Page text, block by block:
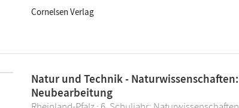
Cornelsen Verlag
Natur und Technik - Naturwissenschaften:
Neubearbeitung